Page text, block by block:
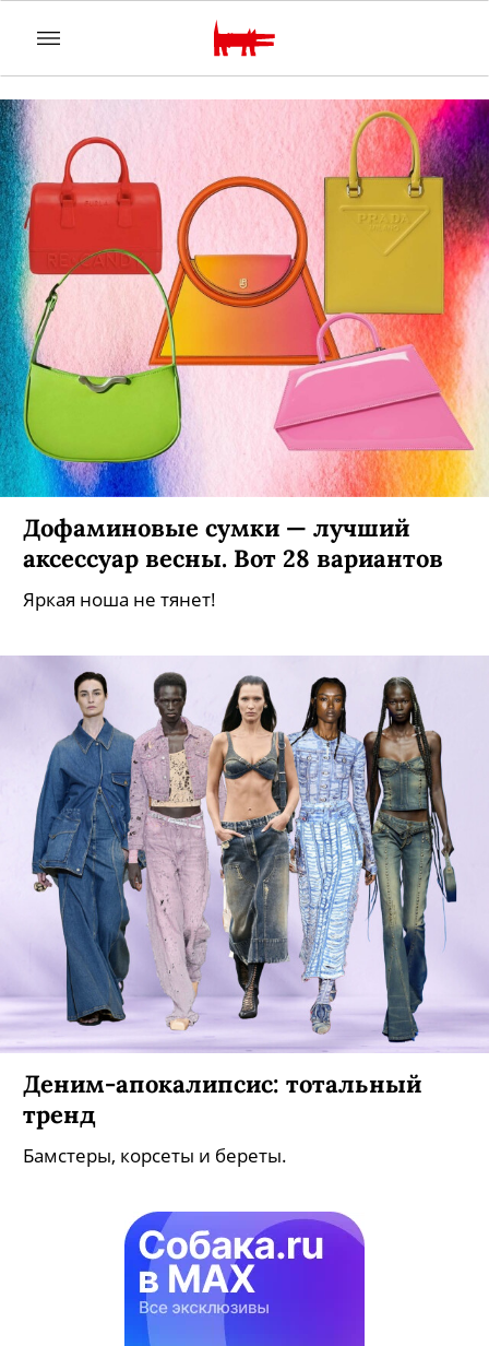
Дофаминовые сумки — лучший
аксессуар весны. Вот 28 вариантов
Яркая ноша не тянет!
Деним-апокалипсис: тотальный
тренд
Бамстеры, корсеты и береты.